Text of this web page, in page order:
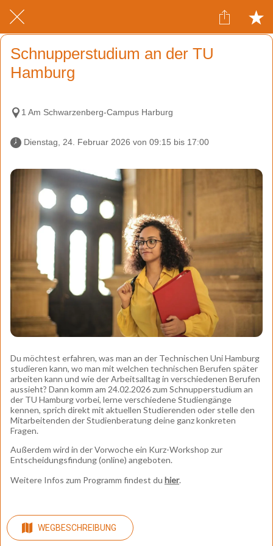
Schnupperstudium an der TU
Hamburg
1 Am Schwarzenberg-Campus Harburg
Dienstag, 24. Februar 2026 von 09:15 bis 17:00
Du möchtest erfahren, was man an der Technischen Uni Hamburg
studieren kann, wo man mit welchen technischen Berufen später
arbeiten kann und wie der Arbeitsalltag in verschiedenen Berufen
aussieht? Dann komm am 24.02.2026 zum Schnupperstudium an
der TU Hamburg vorbei, lerne verschiedene Studiengänge
kennen, sprich direkt mit aktuellen Studierenden oder stelle den
Mitarbeitenden der Studienberatung deine ganz konkreten
Fragen.
Außerdem wird in der Vorwoche ein Kurz-Workshop zur
Entscheidungsfindung (online) angeboten.
Weitere Infos zum Programm findest du hier.
WEGBESCHREIBUNG